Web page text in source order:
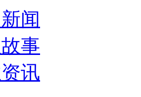
闻
事
讯